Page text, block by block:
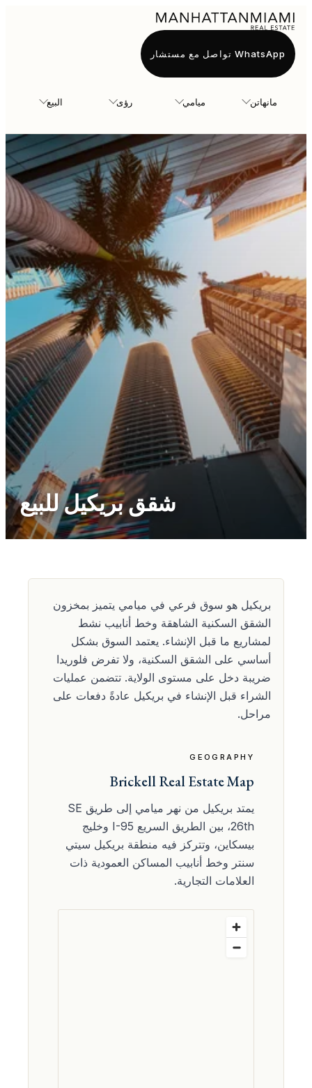
مانهاتن ميامي رؤى البيع
WhatsApp تواصل مع مستشار
شقق بريكيل للبيع
بريكيل هو سوق فرعي في ميامي يتميز بمخزون
الشقق السكنية الشاهقة وخط أنابيب نشط
لمشاريع ما قبل الإنشاء. يعتمد السوق بشكل
أساسي على الشقق السكنية، ولا تفرض فلوريدا
ضريبة دخل على مستوى الولاية. تتضمن عمليات
الشراء قبل الإنشاء في بريكيل عادةً دفعات على
مراحل.
GEOGRAPHY
Brickell Real Estate Map
يمتد بريكيل من نهر ميامي إلى طريق SE
26th، بين الطريق السريع I-95 وخليج
بيسكاين، وتتركز فيه منطقة بريكيل سيتي
سنتر وخط أنابيب المساكن العمودية ذات
العلامات التجارية.